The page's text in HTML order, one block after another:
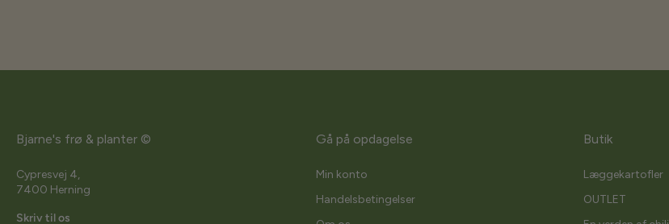
Bjarne's frø & planter ©
Cypresvej 4,
7400 Herning
Skriv til os
Gå på opdagelse
Min konto
Handelsbetingelser
Butik
Læggekartofler
OUTLET